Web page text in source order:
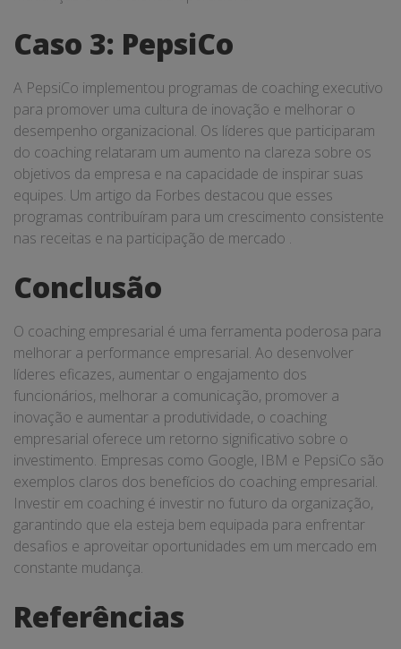
Caso 3: PepsiCo
A PepsiCo implementou programas de coaching executivo
para promover uma cultura de inovação e melhorar o
desempenho organizacional. Os líderes que participaram
do coaching relataram um aumento na clareza sobre os
objetivos da empresa e na capacidade de inspirar suas
equipes. Um artigo da Forbes destacou que esses
programas contribuíram para um crescimento consistente
nas receitas e na participação de mercado .
Conclusão
O coaching empresarial é uma ferramenta poderosa para
melhorar a performance empresarial. Ao desenvolver
líderes eficazes, aumentar o engajamento dos
funcionários, melhorar a comunicação, promover a
inovação e aumentar a produtividade, o coaching
empresarial oferece um retorno significativo sobre o
investimento. Empresas como Google, IBM e PepsiCo são
exemplos claros dos benefícios do coaching empresarial.
Investir em coaching é investir no futuro da organização,
garantindo que ela esteja bem equipada para enfrentar
desafios e aproveitar oportunidades em um mercado em
constante mudança.
Referências